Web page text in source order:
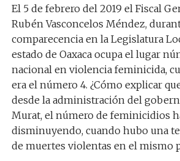
El 5 de febrero del 2019 el Fiscal
Rubén Vasconcelos Méndez,
comparecencia en la Legislatura
estado de Oaxaca ocupa el lugar
nacional en violencia feminicida,
era el número 4. ¿Cómo explicar
desde la administración del
Murat, el número de feminicidios
disminuyendo, cuando hubo una
de muertes violentas en el mismo